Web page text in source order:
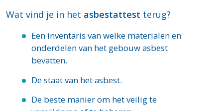
Wat vind je in het asbestattest terug?
Een inventaris van welke materialen en
onderdelen van het gebouw asbest
bevatten.
De staat van het asbest.
De beste manier om het veilig te